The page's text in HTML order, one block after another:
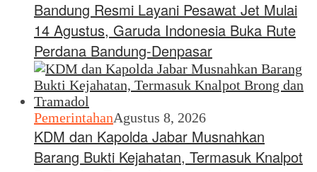
Bandung Resmi Layani Pesawat Jet Mulai
14 Agustus, Garuda Indonesia Buka Rute
Perdana Bandung-Denpasar
PemerintahanAgustus 8, 2026
KDM dan Kapolda Jabar Musnahkan
Barang Bukti Kejahatan, Termasuk Knalpot